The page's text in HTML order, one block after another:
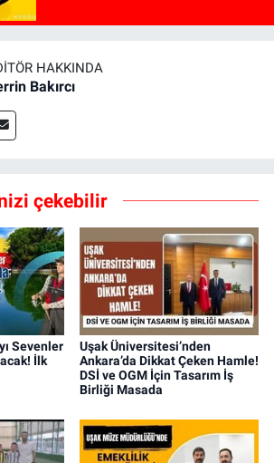
HAKKINDA
Bakırcı
çekebilir
Sevenler
İlk
Uşak Üniversitesi’nden
Ankara’da Dikkat Çeken Hamle!
DSİ ve OGM İçin Tasarım İş
Birliği Masada